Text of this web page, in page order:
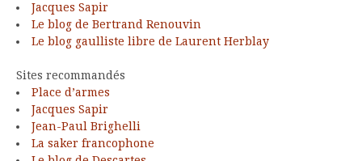
Jacques Sapir
Le blog de Bertrand Renouvin
Le blog gaulliste libre de Laurent Herblay
Sites recommandés
Place d’armes
Jacques Sapir
Jean-Paul Brighelli
La saker francophone